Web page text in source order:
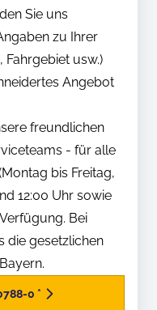
Sie uns
zu Ihrer
Fahrgebiet usw.)
Angebot
freundlichen
- für alle
bis Freitag,
12:00 Uhr sowie
Bei
die gesetzlichen
0 *